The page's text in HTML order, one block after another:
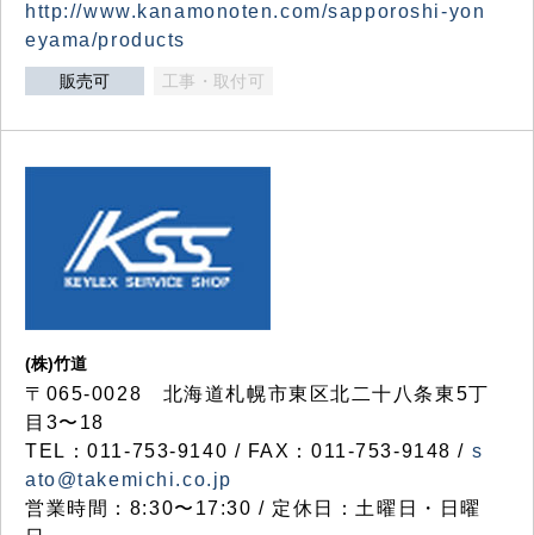
http://www.kanamonoten.com/sapporoshi-yon
eyama/products
販売可 工事・取付可
(株)竹道
〒065-0028 北海道札幌市東区北二十八条東5丁
目3〜18
TEL：011-753-9140 / FAX：011-753-9148 / s
ato@takemichi.co.jp
営業時間：8:30〜17:30 / 定休日：土曜日・日曜